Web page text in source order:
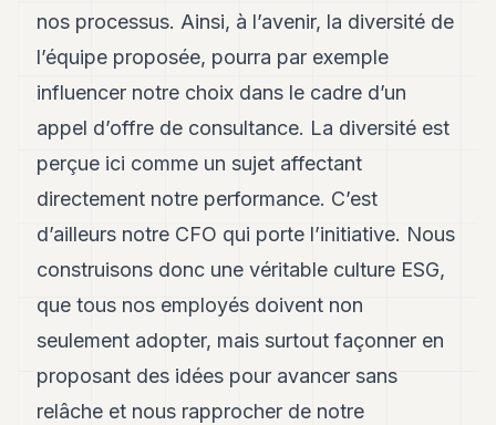
nos processus. Ainsi, à l’avenir, la diversité de
l’équipe proposée, pourra par exemple
influencer notre choix dans le cadre d’un
appel d’offre de consultance. La diversité est
perçue ici comme un sujet affectant
directement notre performance. C’est
d’ailleurs notre CFO qui porte l’initiative. Nous
construisons donc une véritable culture ESG,
que tous nos employés doivent non
seulement adopter, mais surtout façonner en
proposant des idées pour avancer sans
relâche et nous rapprocher de notre